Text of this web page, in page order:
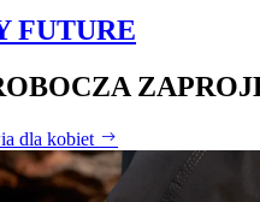
FUTURE
dla kobiet